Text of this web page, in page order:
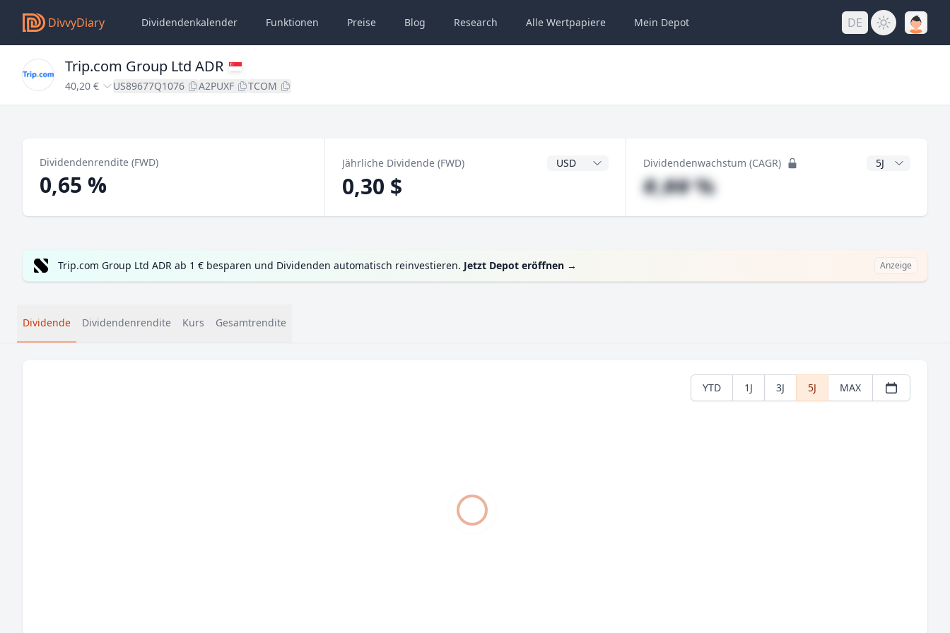
DivvyDiary Dividendenkalender Funktionen Preise Blog Research Alle Wertpapiere Mein Depot DE
Trip.com Group Ltd ADR
40,20 € US89677Q1076 A2PUXF TCOM
Dividendenrendite (FWD)
0,65 %
Jährliche Dividende (FWD) Dividendenwährung
0,30 $
Dividendenwachstum (CAGR) CAGR Jahre
#,## %
Trip.com Group Ltd ADR ab 1 € besparen und Dividenden automatisch reinvestieren. Jetzt Depot eröffnen → Anzeige
Dividende Dividendenrendite Kurs Gesamtrendite
YTD 1J 3J 5J MAX